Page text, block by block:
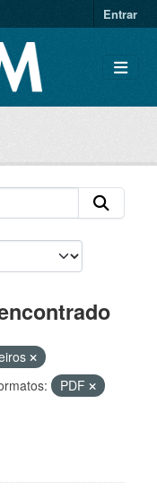
Entrar
PDF